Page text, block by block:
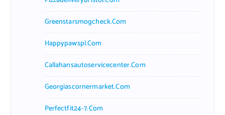
Greenstarsmogcheck.com
Happypawspl.com
Callahansautoservicecenter.com
Georgiascornermarket.com
Perfectfit24-7.com